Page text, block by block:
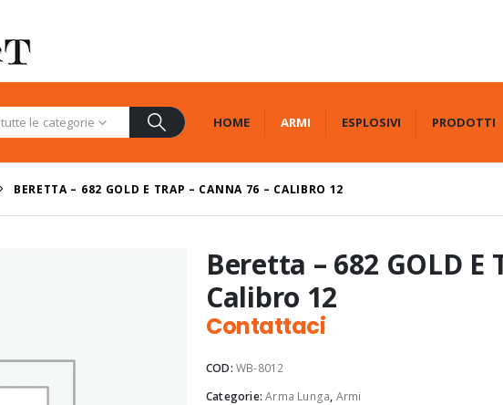
tutte le categorie HOME ARMI ESPLOSIVI PRODOTTI
BERETTA – 682 GOLD E TRAP – CANNA 76 – CALIBRO 12
Beretta – 682 GOLD E
Calibro 12
Contattaci
COD: WB-8012
Categorie:Arma Lunga, Armi